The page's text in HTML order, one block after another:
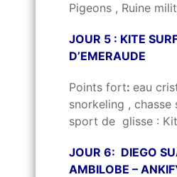
Pigeons , Ruine
JOUR 5 : KITE
D’EMERAUDE
Points fort: eau
snorkeling , chasse
sport de glisse :
JOUR 6: DIEGO
AMBILOBE –